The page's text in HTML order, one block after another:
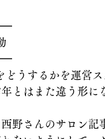
どうするかを運営
とはまた違う形に
野さんのサロン記